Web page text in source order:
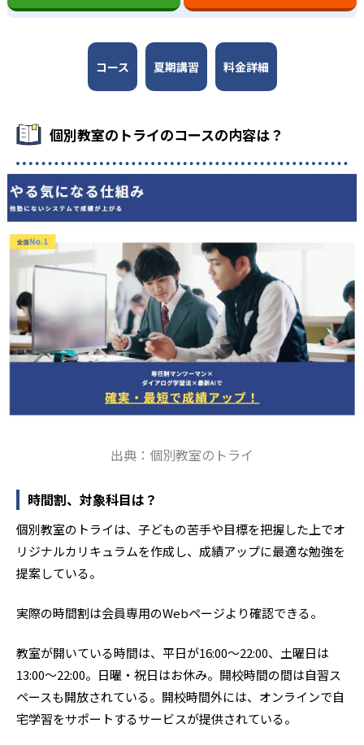
コース 夏期講習 料金詳細
個別教室のトライのコースの内容は？
出典：個別教室のトライ
時間割、対象科目は？
個別教室のトライは、子どもの苦手や目標を把握した上でオ
リジナルカリキュラムを作成し、成績アップに最適な勉強を
提案している。
実際の時間割は会員専用のWebページより確認できる。
教室が開いている時間は、平日が16:00～22:00、土曜日は
13:00～22:00。日曜・祝日はお休み。開校時間の間は自習ス
ペースも開放されている。開校時間外には、オンラインで自
宅学習をサポートするサービスが提供されている。